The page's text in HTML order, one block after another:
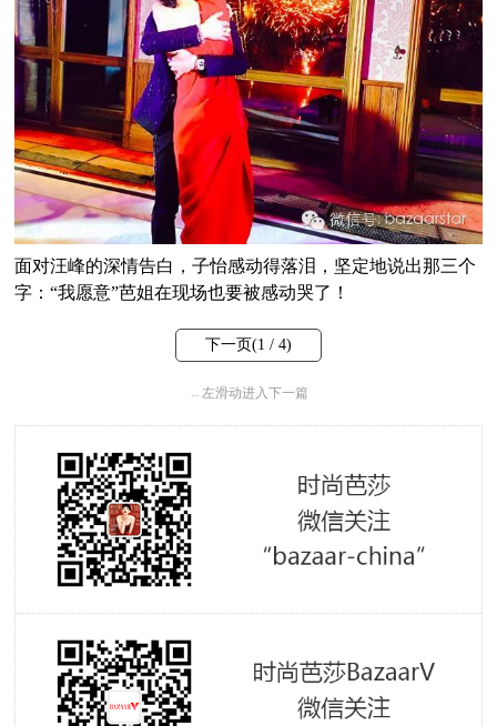
面对汪峰的深情告白，子怡感动得落泪，坚定地说出那三个
字：“我愿意”芭姐在现场也要被感动哭了！
下一页(1 / 4)
← 左滑动进入下一篇